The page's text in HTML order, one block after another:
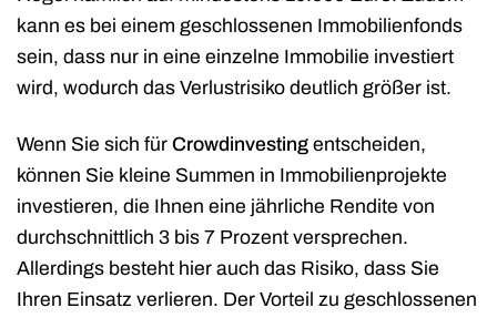
kann es bei einem geschlossenen Immobilienfonds
sein, dass nur in eine einzelne Immobilie investiert
wird, wodurch das Verlustrisiko deutlich größer ist.
Wenn Sie sich für Crowdinvesting entscheiden,
können Sie kleine Summen in Immobilienprojekte
investieren, die Ihnen eine jährliche Rendite von
durchschnittlich 3 bis 7 Prozent versprechen.
Allerdings besteht hier auch das Risiko, dass Sie
Ihren Einsatz verlieren. Der Vorteil zu geschlossenen